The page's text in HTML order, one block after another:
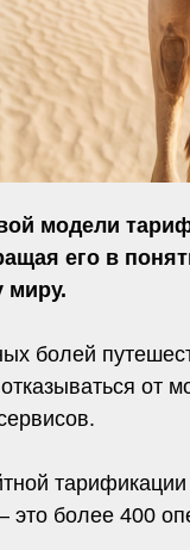
модели
его в
миру.
болей
от
это более 400